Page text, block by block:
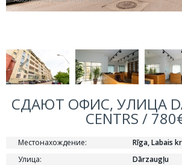
СДАЮТ ОФИС, УЛИЦА
CENTRS /
Местонахождение:
Rīga, Labais
Улица:
Dārzaugļu